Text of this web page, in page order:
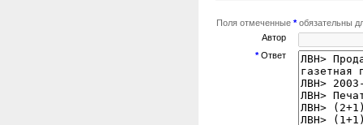
Поля отмеченные *обязательны
Автор
*Ответ